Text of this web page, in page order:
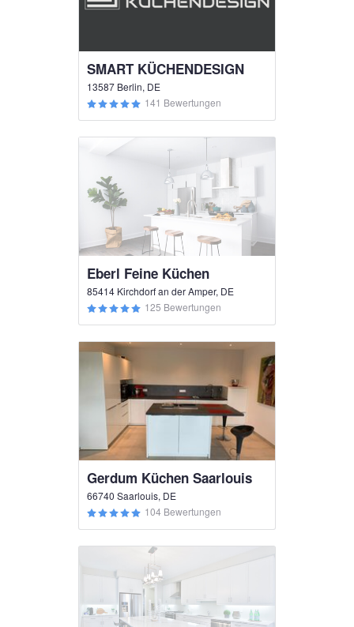
SMART KÜCHENDESIGN
13587 Berlin, DE
141 Bewertungen
Eberl Feine Küchen
85414 Kirchdorf an der Amper, DE
125 Bewertungen
Gerdum Küchen Saarlouis
66740 Saarlouis, DE
104 Bewertungen